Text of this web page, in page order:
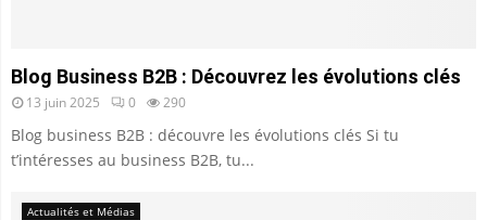
Blog Business B2B : Découvrez les évolutions clés
13 juin 2025 0 290
Blog business B2B : découvre les évolutions clés Si tu
t’intéresses au business B2B, tu...
Actualités et Médias